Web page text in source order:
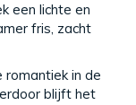
een lichte en
fris, zacht
in de
blijft het